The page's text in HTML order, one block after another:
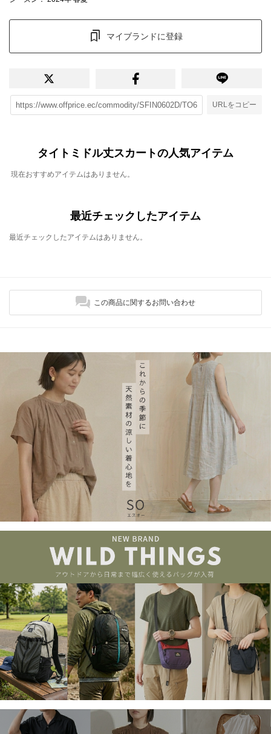
マイブランドに登録
URLをコピー
タイトミドル丈スカートの人気アイテム
現在おすすめアイテムはありません。
最近チェックしたアイテム
最近チェックしたアイテムはありません。
この商品に関するお問い合わせ